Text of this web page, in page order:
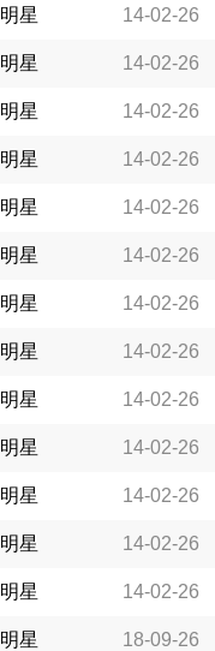
明星 14-02-26
明星 14-02-26
明星 14-02-26
明星 14-02-26
明星 14-02-26
明星 14-02-26
明星 14-02-26
明星 14-02-26
明星 14-02-26
明星 14-02-26
明星 14-02-26
明星 14-02-26
明星 14-02-26
明星 18-09-26